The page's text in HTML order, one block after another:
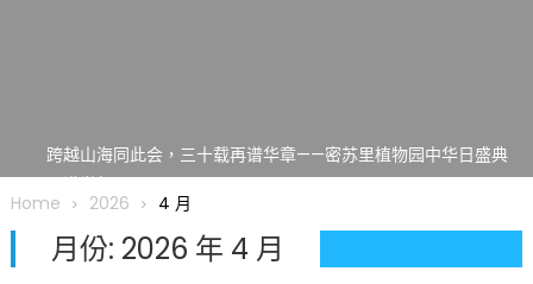
跨越山海同此会，三十载再谱华章——密苏里植物园中华日盛典
圆满举行
圣路易龙舟俱乐部5月16日龙舟体验日 邀请各界亲身体验划行乐
趣 + 水上竞速魅力
三十二载跨越时空的相逢
Home 2026 4 月
月份: 2026 年 4 月